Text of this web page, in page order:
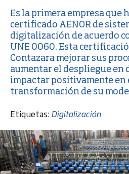
Es la primera empresa que
certificado AENOR de
digitalización de acuerdo
UNE 0060. Esta
Contazara mejorar sus
aumentar el despliegue en
impactar positivamente en
transformación de su
Etiquetas:Digitalización